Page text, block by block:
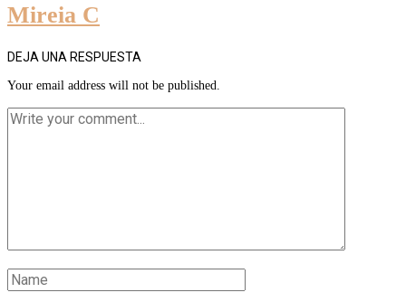
Mireia C
DEJA UNA RESPUESTA
Your email address will not be published.